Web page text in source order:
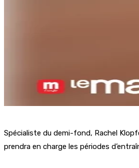
Spécialiste du demi-fond, Rachel
prendra en charge les périodes